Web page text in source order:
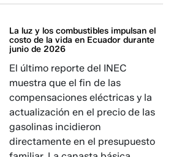
La luz y los combustibles impulsan el
costo de la vida en Ecuador durante
junio de 2026
El último reporte del INEC
muestra que el fin de las
compensaciones eléctricas y la
actualización en el precio de las
gasolinas incidieron
directamente en el presupuesto